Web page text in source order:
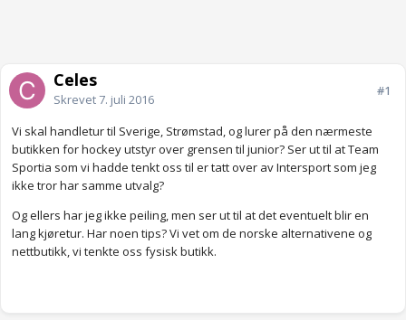
Celes
Skrevet7. juli 2016
#1
Vi skal handletur til Sverige, Strømstad, og lurer på den nærmeste
butikken for hockey utstyr over grensen til junior? Ser ut til at Team
Sportia som vi hadde tenkt oss til er tatt over av Intersport som jeg
ikke tror har samme utvalg?
Og ellers har jeg ikke peiling, men ser ut til at det eventuelt blir en
lang kjøretur. Har noen tips? Vi vet om de norske alternativene og
nettbutikk, vi tenkte oss fysisk butikk.